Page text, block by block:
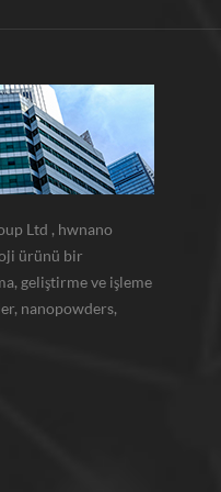
Ltd , hwnano
ürünü bir
geliştirme ve işleme
nanopowders,
bulunan üretim